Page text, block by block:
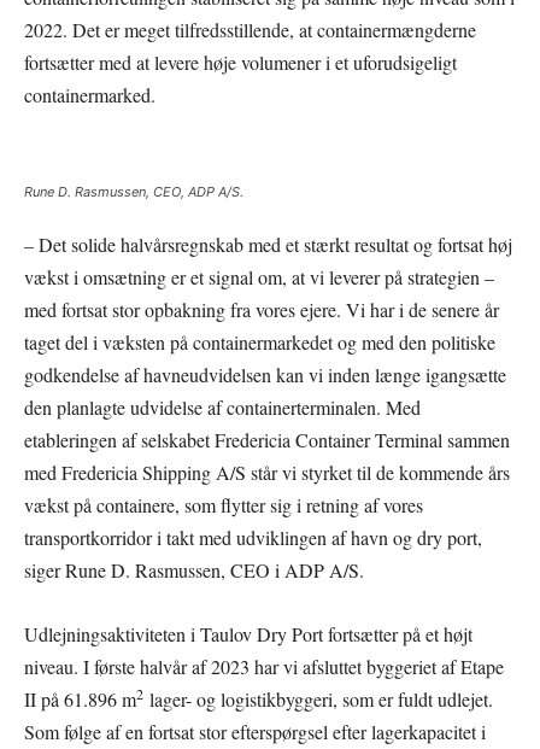
2022. Det er meget tilfredsstillende, at containermængderne
fortsætter med at levere høje volumener i et uforudsigeligt
containermarked.
Rune D. Rasmussen, CEO, ADP A/S.
– Det solide halvårsregnskab med et stærkt resultat og fortsat høj
vækst i omsætning er et signal om, at vi leverer på strategien –
med fortsat stor opbakning fra vores ejere. Vi har i de senere år
taget del i væksten på containermarkedet og med den politiske
godkendelse af havneudvidelsen kan vi inden længe igangsætte
den planlagte udvidelse af containerterminalen. Med
etableringen af selskabet Fredericia Container Terminal sammen
med Fredericia Shipping A/S står vi styrket til de kommende års
vækst på containere, som flytter sig i retning af vores
transportkorridor i takt med udviklingen af havn og dry port,
siger Rune D. Rasmussen, CEO i ADP A/S.
Udlejningsaktiviteten i Taulov Dry Port fortsætter på et højt
niveau. I første halvår af 2023 har vi afsluttet byggeriet af Etape
II på 61.896 m2 lager- og logistikbyggeri, som er fuldt udlejet.
Som følge af en fortsat stor efterspørgsel efter lagerkapacitet i